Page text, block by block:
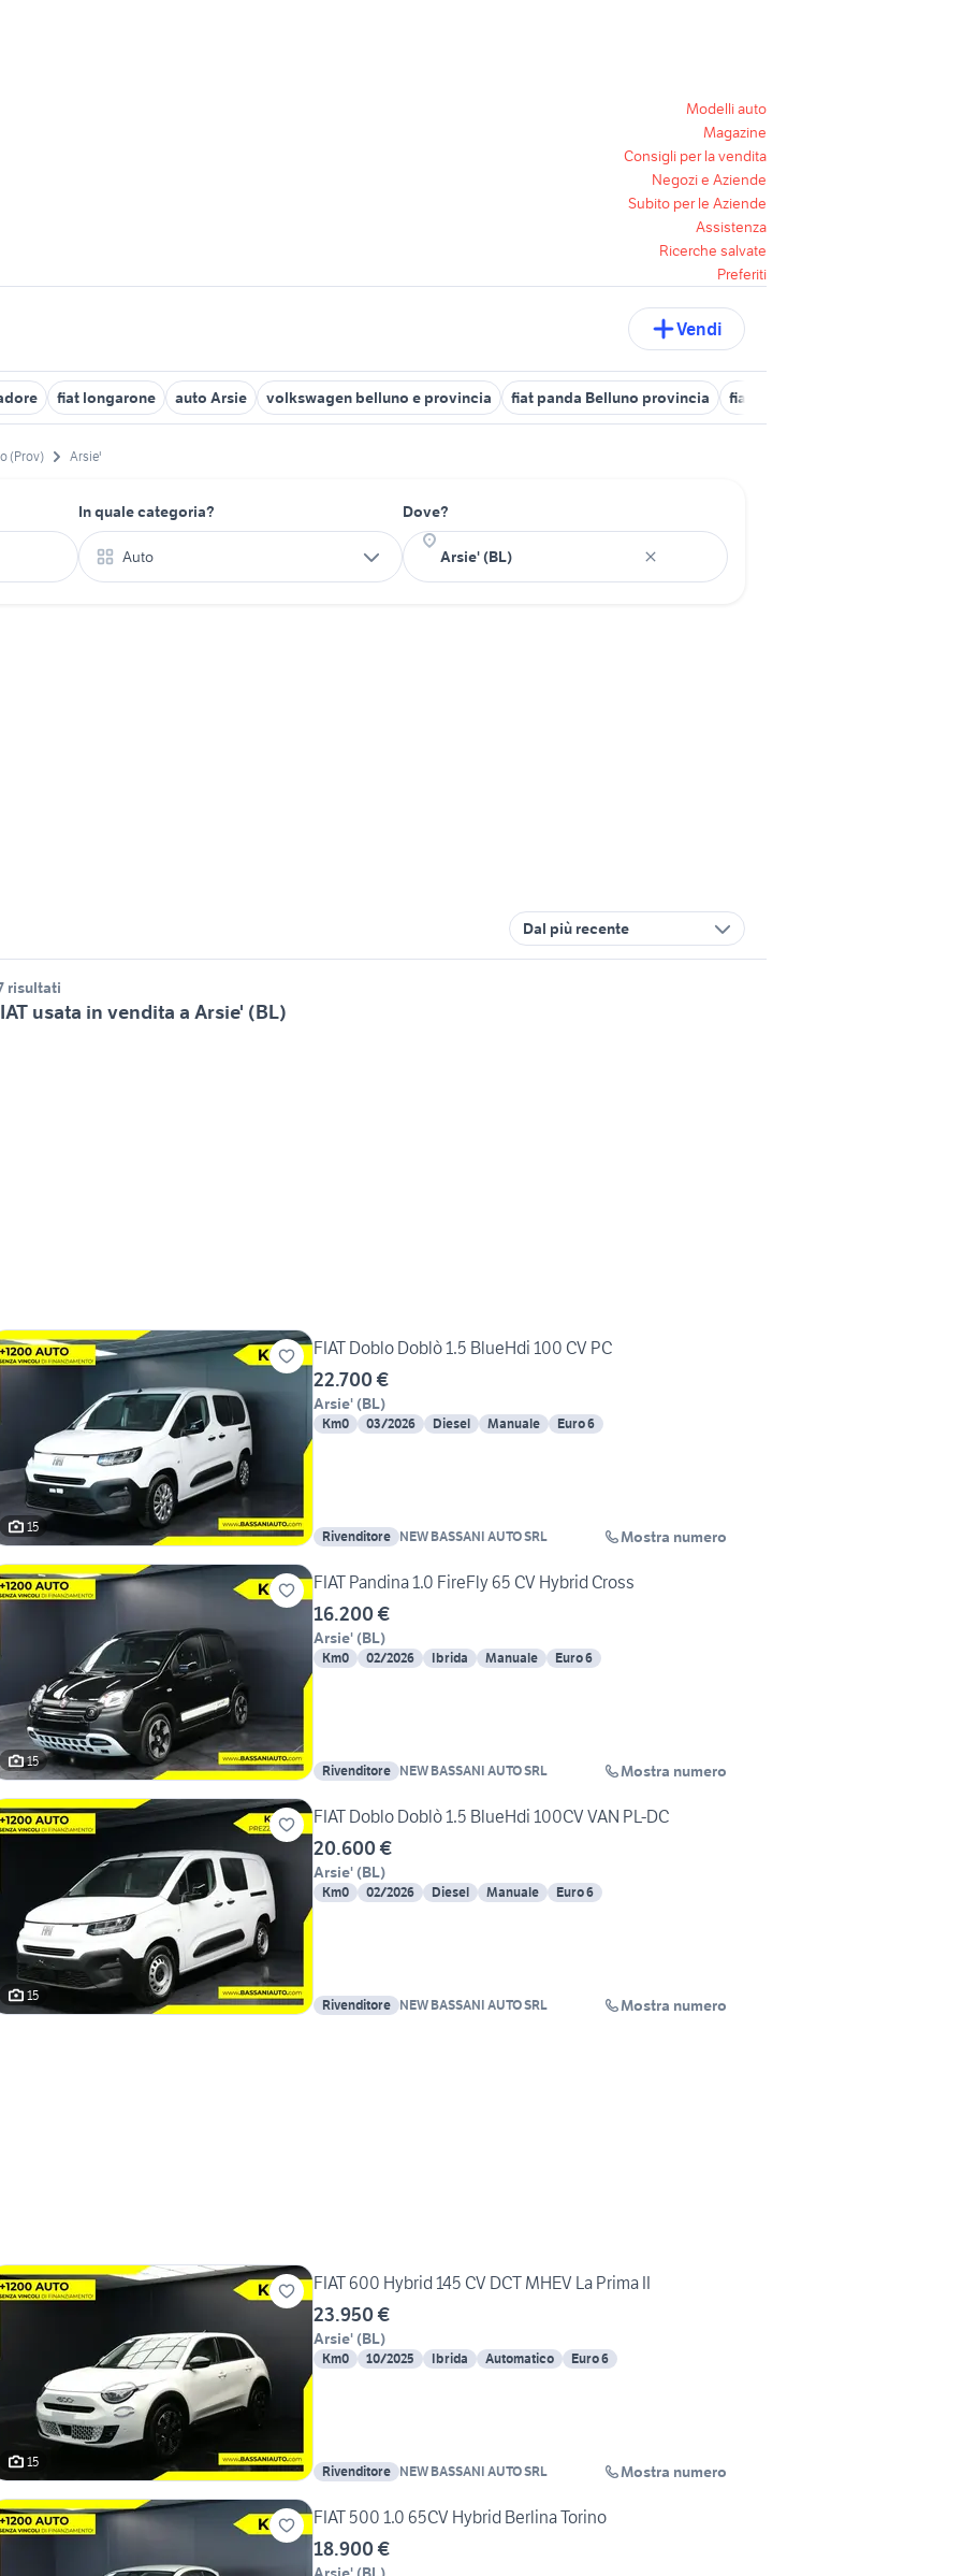
Modelli auto
Magazine
Consigli per la vendita
Negozi e Aziende
Subito per le Aziende
Assistenza
Ricerche salvate
Preferiti
Vendi
fiat longarone auto Arsie volkswagen belluno e provincia fiat panda Belluno provincia fiat ponte nelle alpi
(Prov) Arsie'
In quale categoria?
Auto
Dove?
Dal più recente
risultati
usata in vendita a Arsie' (BL)
15
FIAT Doblo Doblò 1.5 BlueHdi 100 CV PC
22.700 €
Arsie' (BL)
Km0 03/2026 Diesel Manuale Euro 6
Rivenditore NEW BASSANI AUTO SRL Mostra numero
15
FIAT Pandina 1.0 FireFly 65 CV Hybrid Cross
16.200 €
Arsie' (BL)
Km0 02/2026 Ibrida Manuale Euro 6
Rivenditore NEW BASSANI AUTO SRL Mostra numero
15
FIAT Doblo Doblò 1.5 BlueHdi 100CV VAN PL-DC
20.600 €
Arsie' (BL)
Km0 02/2026 Diesel Manuale Euro 6
Rivenditore NEW BASSANI AUTO SRL Mostra numero
15
FIAT 600 Hybrid 145 CV DCT MHEV La Prima II
23.950 €
Arsie' (BL)
Km0 10/2025 Ibrida Automatico Euro 6
Rivenditore NEW BASSANI AUTO SRL Mostra numero
FIAT 500 1.0 65CV Hybrid Berlina Torino
18.900 €